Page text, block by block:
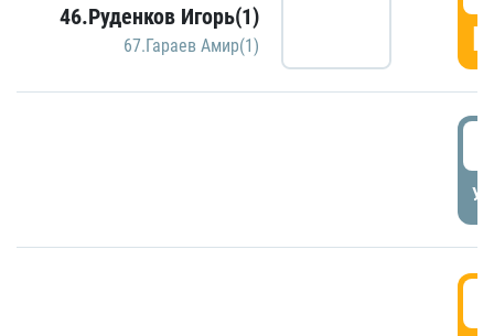
46.Руденков Игорь(1)
67.Гараев Амир(1)